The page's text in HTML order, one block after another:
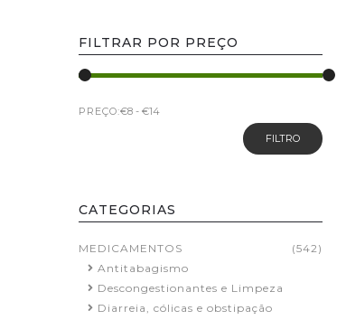
FILTRAR POR PREÇO
PREÇO:
FILTRO
CATEGORIAS
MEDICAMENTOS
(542)
Antitabagismo
Descongestionantes e Limpeza
Diarreia, cólicas e obstipação